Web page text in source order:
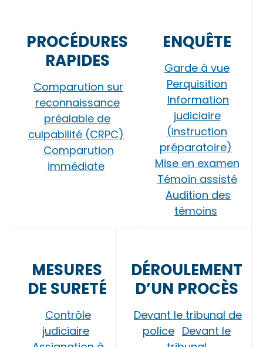
PROCÉDURES
RAPIDES
Comparution sur
reconnaissance
préalable de
culpabilité (CRPC)
Comparution
immédiate
ENQUÊTE
Garde à vue
Perquisition
Information
judiciaire
(instruction
préparatoire)
Mise en examen
Témoin assisté
Audition des
témoins
MESURES
DE SURETÉ
Contrôle
judiciaire
DÉROULEMENT
D’UN PROCÈS
Devant le tribunal de
police Devant le